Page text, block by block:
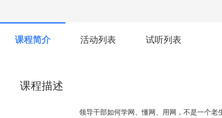
课程简介 活动列表 试听列表
课程描述
领导干部如何学网、懂网、用网，不是一个老